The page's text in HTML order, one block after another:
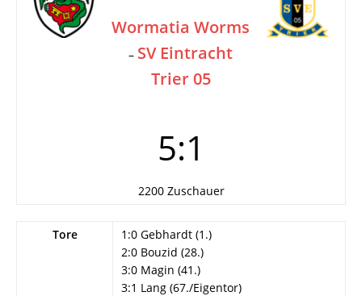
Wormatia Worms
– SV Eintracht
Trier 05
5:1
2200 Zuschauer
Tore
1:0 Gebhardt (1.)
2:0 Bouzid (28.)
3:0 Magin (41.)
3:1 Lang (67./Eigentor)